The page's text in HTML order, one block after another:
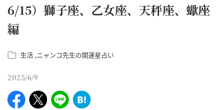
6/15）獅子座、乙女座、天秤座、蠍座
編
生活 ニャンコ先生の開運星占い
2025/6/9